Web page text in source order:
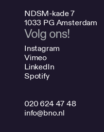
NDSM-kade 7
1033 PG Amsterdam
Volg ons!
Instagram
Vimeo
LinkedIn
Spotify
020 624 47 48
info@bno.nl